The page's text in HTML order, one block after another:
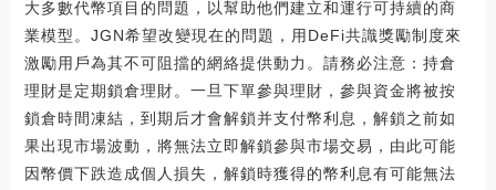
大多數代幣項目的問題，以幫助他們建立和運行可持續的商
業模型。JGN希望改變現在的問題，用DeFi共識獎勵制度來
激勵用戶為其不可阻擋的網絡提供動力。請務必注意：持倉
理財是定期鎖倉理財。一旦下單參與理財，參與資金將被按
鎖倉時間凍結，到期后才會解鎖并支付幣利息，解鎖之前如
果出現市場波動，將無法立即解鎖參與市場交易，由此可能
因幣價下跌造成個人損失，解鎖時獲得的幣利息有可能無法